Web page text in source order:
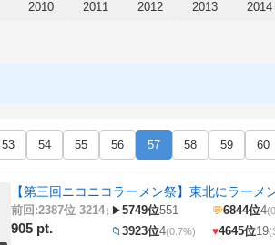
2010 2011 2012 2013 2014
53 54 55 56 57 58 59 60
【第三回ニコニコラーメン祭】東北にラーメ
前回:2387位 3214↓
905 pt.
▶5749位551 💬6844位4
📁 3923位4(0.7%) ♥4645位19